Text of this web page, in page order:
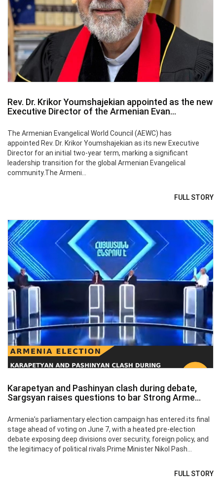
Rev. Dr. Krikor Youmshajekian appointed as the new
Executive Director of the Armenian Evan...
The Armenian Evangelical World Council (AEWC) has
appointed Rev. Dr. Krikor Youmshajekian as its new Executive
Director for an initial two-year term, marking a significant
leadership transition for the global Armenian Evangelical
community.The Armeni...
FULL STORY
Karapetyan and Pashinyan clash during debate,
Sargsyan raises questions to bar Strong Arme...
Armenia’s parliamentary election campaign has entered its final
stage ahead of voting on June 7, with a heated pre‑election
debate exposing deep divisions over security, foreign policy, and
the legitimacy of political rivals.Prime Minister Nikol Pash...
FULL STORY